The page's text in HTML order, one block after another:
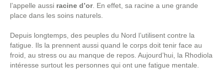
l’appelle aussi racine d’or. En effet, sa racine a une grande
place dans les soins naturels.
Depuis longtemps, des peuples du Nord l’utilisent contre la
fatigue. Ils la prennent aussi quand le corps doit tenir face au
froid, au stress ou au manque de repos. Aujourd’hui, la Rhodiola
intéresse surtout les personnes qui ont une fatigue mentale.